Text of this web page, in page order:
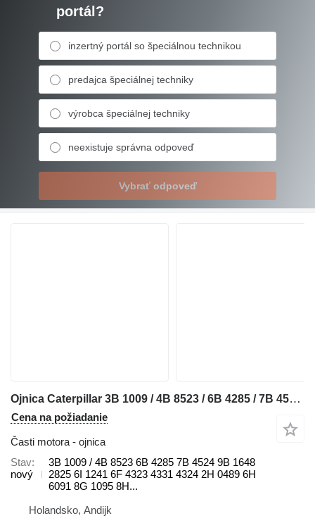
portál?
inzertný portál so špeciálnou technikou
predajca špeciálnej techniky
výrobca špeciálnej techniky
neexistuje správna odpoveď
Vybrať odpoveď
Ojnica Caterpillar 3B 1009 / 4B 8523 / 6B 4285 / 7B 4524 / 9B 1648 / 9B 2825 / 6I 1 na buldozéra Caterpillar 910 / 920 / 922 / 930 / 943 / 950 / 953 / 966 / 972 / 988 / D2 / D3 / D4 / D5 / D6 / D7 / D8 / D9 / RD8 / 213 / 214 / 215 / 224 / 225 / 235 / 316 / 320 / 322 / 325 / 330 / 345 / 814 / 815 / 816 / 950 / 972
Cena na požiadanie
Časti motora - ojnica
Stav
nový
3B 1009 / 4B 8523 6B 4285 7B 4524 9B 1648
2825 6I 1241 6F 4323 4331 4324 2H 0489 6H
6091 8G 1095 8H...
Holandsko, Andijk